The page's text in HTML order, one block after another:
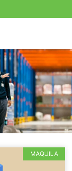
MAQUILA